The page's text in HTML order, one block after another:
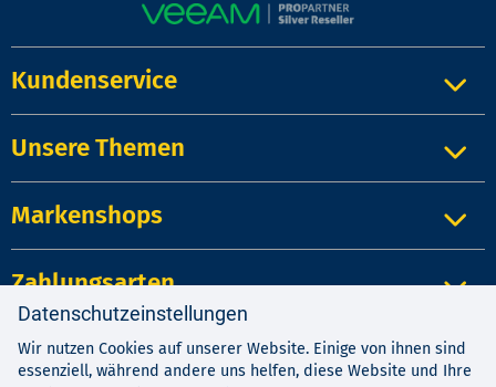
Kundenservice
Unsere Themen
Markenshops
Zahlungsarten
Impressum | Kontakt|
Datenschutz
Widerrufsrecht
Datenschutzeinstellungen
Wir nutzen Cookies auf unserer Website. Einige von ihnen sind
essenziell, während andere uns helfen, diese Website und Ihre